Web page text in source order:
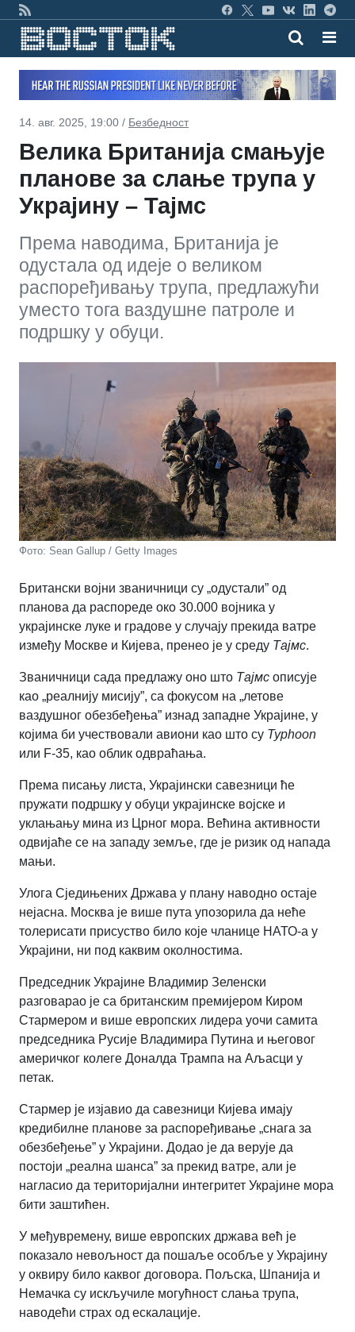
14. авг. 2025, 19:00 / Безбедност
Велика Британија смањује
планове за слање трупа у
Украјину – Тајмс
Према наводима, Британија је
одустала од идеје о великом
распоређивању трупа, предлажући
уместо тога ваздушне патроле и
подршку у обуци.
Фото: Sean Gallup / Getty Images
Британски војни званичници су „одустали” од
планова да распореде око 30.000 војника у
украјинске луке и градове у случају прекида ватре
између Москве и Кијева, пренео је у среду Тајмс.
Званичници сада предлажу оно што Тајмс описује
као „реалнију мисију”, са фокусом на „летове
ваздушног обезбеђења” изнад западне Украјине, у
којима би учествовали авиони као што су Typhoon
или F-35, као облик одвраћања.
Према писању листа, Украјински савезници ће
пружати подршку у обуци украјинске војске и
уклањању мина из Црног мора. Већина активности
одвијаће се на западу земље, где је ризик од напада
мањи.
Улога Сједињених Држава у плану наводно остаје
нејасна. Москва је више пута упозорила да неће
толерисати присуство било које чланице НАТО-а у
Украјини, ни под каквим околностима.
Председник Украјине Владимир Зеленски
разговарао је са британским премијером Киром
Стармером и више европских лидера уочи самита
председника Русије Владимира Путина и његовог
америчког колеге Доналда Трампа на Аљасци у
петак.
Стармер је изјавио да савезници Кијева имају
кредибилне планове за распоређивање „снага за
обезбеђење” у Украјини. Додао је да верује да
постоји „реална шанса” за прекид ватре, али је
нагласио да територијални интегритет Украјине мора
бити заштићен.
У међувремену, више европских држава већ је
показало невољност да пошаље особље у Украјину
у оквиру било каквог договора. Пољска, Шпанија и
Немачка су искључиле могућност слања трупа,
наводећи страх од ескалације.